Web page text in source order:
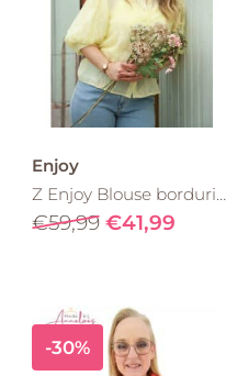
Enjoy
Z Enjoy Blouse borduring 127516 Geel
€59,99 €41,99
-30%